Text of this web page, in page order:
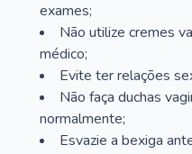
exames;
Não utilize cremes
médico;
Evite ter relações
Não faça duchas
normalmente;
Esvazie a bexiga